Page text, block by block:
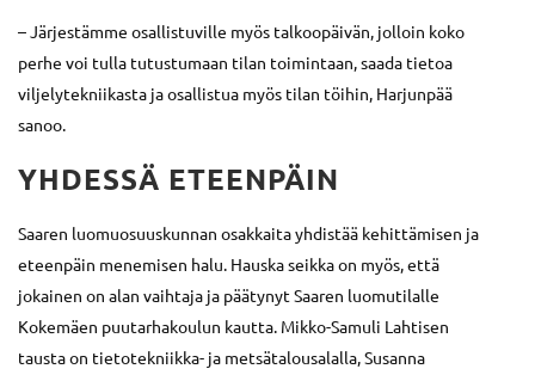
– Järjestämme osallistuville myös talkoopäivän, jolloin koko
perhe voi tulla tutustumaan tilan toimintaan, saada tietoa
viljelytekniikasta ja osallistua myös tilan töihin, Harjunpää
sanoo.
YHDESSÄ ETEENPÄIN
Saaren luomuosuuskunnan osakkaita yhdistää kehittämisen ja
eteenpäin menemisen halu. Hauska seikka on myös, että
jokainen on alan vaihtaja ja päätynyt Saaren luomutilalle
Kokemäen puutarhakoulun kautta. Mikko-Samuli Lahtisen
tausta on tietotekniikka- ja metsätalousalalla, Susanna